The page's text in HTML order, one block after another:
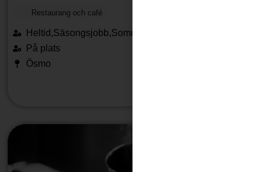
Restaurang och café
Heltid,Säsongsjobb,Sommarjobb
På plats
Ösmo